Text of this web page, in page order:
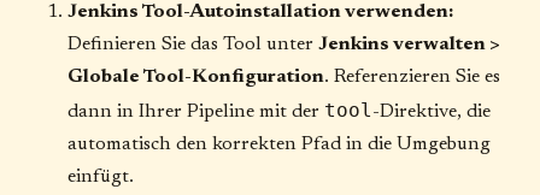
Jenkins Tool-Autoinstallation verwenden:
Definieren Sie das Tool unter Jenkins verwalten >
Globale Tool-Konfiguration. Referenzieren Sie es
dann in Ihrer Pipeline mit der tool-Direktive, die
automatisch den korrekten Pfad in die Umgebung
einfügt.